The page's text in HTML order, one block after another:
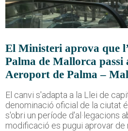
El Ministeri aprova que
Palma de Mallorca passi
Aeroport de Palma –
El canvi s'adapta a la Llei de
denominació oficial de la ciutat
s'obri un període d'al·legacions
modificació es pugui aprovar de